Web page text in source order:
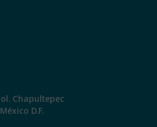
Chapultepec
D.F.